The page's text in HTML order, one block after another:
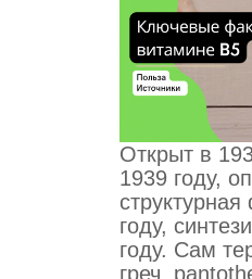
Открыт в
1939 году,
году,
году. Сам
греч.